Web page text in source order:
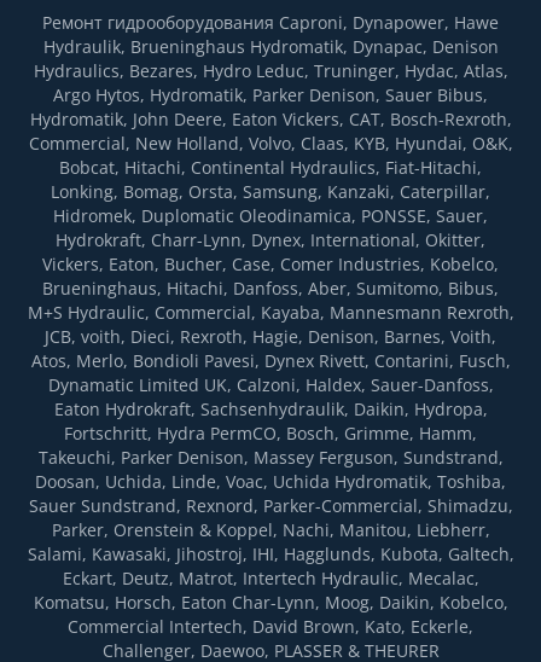
Ремонт гидрооборудования Caproni, Dynapower, Hawe
Hydraulik, Brueninghaus Hydromatik, Dynapac, Denison
Hydraulics, Bezares, Hydro Leduc, Truninger, Hydac, Atlas,
Argo Hytos, Hydromatik, Parker Denison, Sauer Bibus,
Hydromatik, John Deere, Eaton Vickers, CAT, Bosch-Rexroth,
Commercial, New Holland, Volvo, Claas, KYB, Hyundai, O&K,
Bobcat, Hitachi, Continental Hydraulics, Fiat-Hitachi,
Lonking, Bomag, Orsta, Samsung, Kanzaki, Caterpillar,
Hidromek, Duplomatic Oleodinamica, PONSSE, Sauer,
Hydrokraft, Charr-Lynn, Dynex, International, Okitter,
Vickers, Eaton, Bucher, Case, Comer Industries, Kobelco,
Brueninghaus, Hitachi, Danfoss, Aber, Sumitomo, Bibus,
M+S Hydraulic, Commercial, Kayaba, Mannesmann Rexroth,
JCB, voith, Dieci, Rexroth, Hagie, Denison, Barnes, Voith,
Atos, Merlo, Bondioli Pavesi, Dynex Rivett, Contarini, Fusch,
Dynamatic Limited UK, Calzoni, Haldex, Sauer-Danfoss,
Eaton Hydrokraft, Sachsenhydraulik, Daikin, Hydropa,
Fortsсhritt, Hydra PermCO, Bosch, Grimme, Hamm,
Takeuchi, Parker Denison, Massey Ferguson, Sundstrand,
Doosan, Uchida, Linde, Voac, Uchida Hydromatik, Toshiba,
Sauer Sundstrand, Rexnord, Parker-Commercial, Shimadzu,
Parker, Orenstein & Koppel, Nachi, Manitou, Liebherr,
Salami, Kawasaki, Jihostroj, IHI, Hagglunds, Kubota, Galtech,
Eckart, Deutz, Matrot, Intertech Hydraulic, Mecalac,
Komatsu, Horsch, Eaton Char-Lynn, Moog, Daikin, Kobelco,
Commercial Intertech, David Brown, Kato, Eckerle,
Challenger, Daewoo, PLASSER & THEURER